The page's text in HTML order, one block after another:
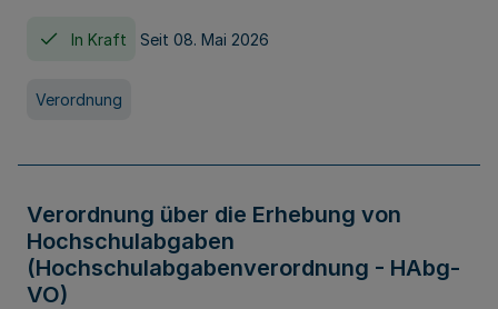
In Kraft Seit 08. Mai 2026
Verordnung
Verordnung über die Erhebung von
Hochschulabgaben
(Hochschulabgabenverordnung - HAbg-
VO)